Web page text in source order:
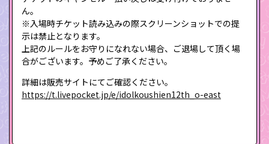
ん。
※入場時チケット読み込みの際スクリーンショットでの提
示は禁止となります。
上記のルールをお守りになれない場合、ご退場して頂く場
合がございます。予めご了承ください。
詳細は販売サイトにてご確認ください。
https://t.livepocket.jp/e/idolkoushien12th_o-east